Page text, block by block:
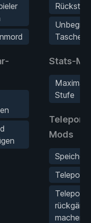
Rückstoß
Stats-
Maximale
Stufe
Teleport-
Mods
Teleport
machen